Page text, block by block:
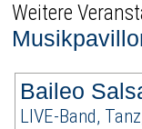
Weitere
Baileo
LIVE-Band,